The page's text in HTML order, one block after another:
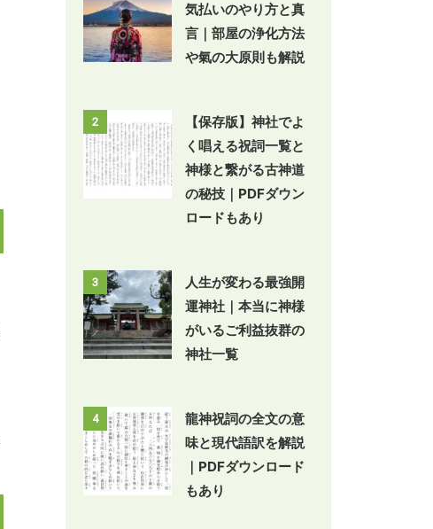
気払いのやり方と真
言｜部屋の浄化方法
や氣の大原則も解説
2
【保存版】神社でよ
く唱える祝詞一覧と
神様と繋がる古神道
の秘技｜PDFダウン
ロードもあり
3
人生が変わる最強開
運神社｜本当に神様
がいるご利益抜群の
神社一覧
4
龍神祝詞の全文の意
味と現代語訳を解説
｜PDFダウンロード
もあり